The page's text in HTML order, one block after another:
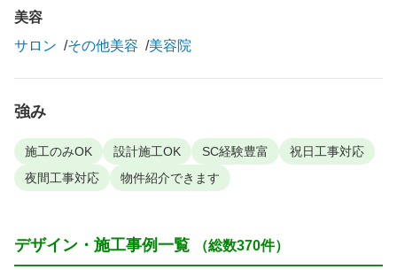
美容
サロン
その他美容 美容院
強み
施工のみOK 設計施工OK SC経験豊富
祝日工事対応
夜間工事対応
物件紹介できます
デザイン・施工事例一覧 （総数370件）